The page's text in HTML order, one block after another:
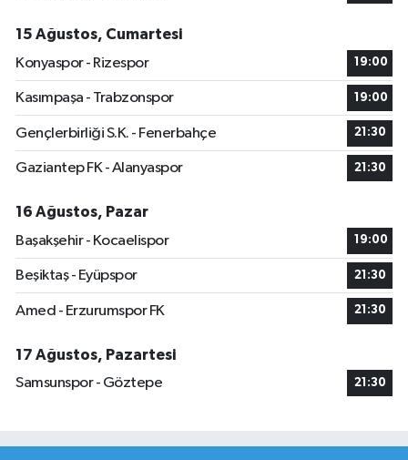
15 Ağustos, Cumartesi
Konyaspor - Rizespor
19:00
Kasımpaşa - Trabzonspor 19:00
Gençlerbirliği S.K. - Fenerbahçe 21:30
Gaziantep FK - Alanyaspor 21:30
16 Ağustos, Pazar
Başakşehir - Kocaelispor
19:00
Beşiktaş - Eyüpspor 21:30
Amed - Erzurumspor FK 21:30
17 Ağustos, Pazartesi
Samsunspor - Göztepe
21:30